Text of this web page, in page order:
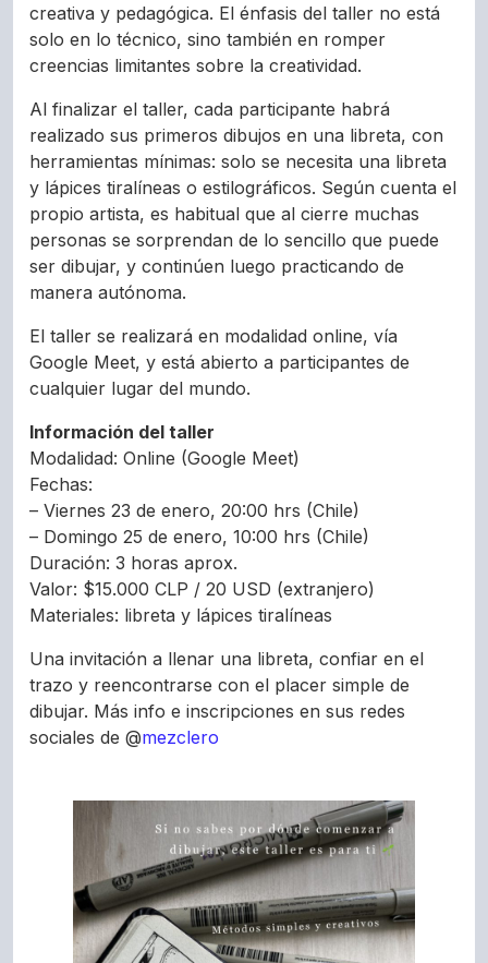
creativa y pedagógica. El énfasis del taller no está
solo en lo técnico, sino también en romper
creencias limitantes sobre la creatividad.
Al finalizar el taller, cada participante habrá
realizado sus primeros dibujos en una libreta, con
herramientas mínimas: solo se necesita una libreta
y lápices tiralíneas o estilográficos. Según cuenta el
propio artista, es habitual que al cierre muchas
personas se sorprendan de lo sencillo que puede
ser dibujar, y continúen luego practicando de
manera autónoma.
El taller se realizará en modalidad online, vía
Google Meet, y está abierto a participantes de
cualquier lugar del mundo.
Información del taller
Modalidad: Online (Google Meet)
Fechas:
– Viernes 23 de enero, 20:00 hrs (Chile)
– Domingo 25 de enero, 10:00 hrs (Chile)
Duración: 3 horas aprox.
Valor: $15.000 CLP / 20 USD (extranjero)
Materiales: libreta y lápices tiralíneas
Una invitación a llenar una libreta, confiar en el
trazo y reencontrarse con el placer simple de
dibujar. Más info e inscripciones en sus redes
sociales de @mezclero